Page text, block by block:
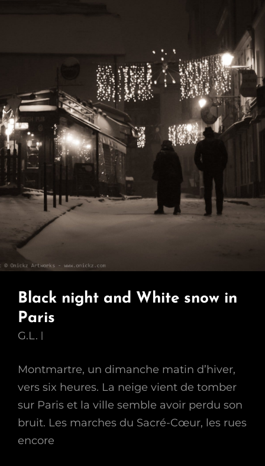
Black night and White snow in
Paris
G.L.
Montmartre, un dimanche matin d’hiver,
vers six heures. La neige vient de tomber
sur Paris et la ville semble avoir perdu son
bruit. Les marches du Sacré-Cœur, les rues
encore